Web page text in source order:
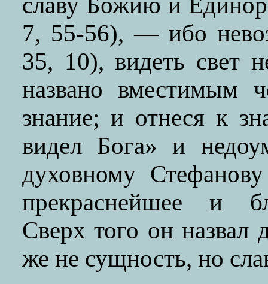
7, 55-56), — ибо
35, 10), видеть свет
названо вместимым
знание; и отнеся к
видел Бога» и
духовному
прекраснейшее и
Сверх того он
же не сущность, но